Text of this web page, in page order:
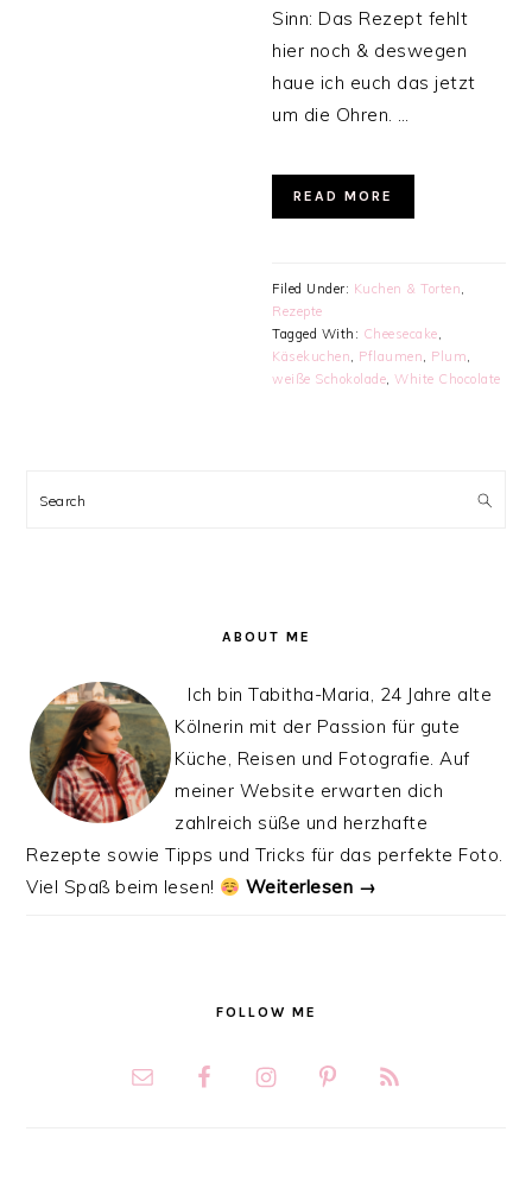
Sinn: Das Rezept fehlt
hier noch & deswegen
haue ich euch das jetzt
um die Ohren. …
READ MORE
Filed Under: Kuchen & Torten,
Rezepte
Tagged With: Cheesecake,
Käsekuchen, Pflaumen, Plum,
weiße Schokolade,White Chocolate
SIDEBAR
Search
ABOUT ME
Ich bin Tabitha-Maria, 24 Jahre alte
Kölnerin mit der Passion für gute
Küche, Reisen und Fotografie. Auf
meiner Website erwarten dich
zahlreich süße und herzhafte
Rezepte sowie Tipps und Tricks für das perfekte Foto.
Viel Spaß beim lesen!
Weiterlesen →
FOLLOW ME